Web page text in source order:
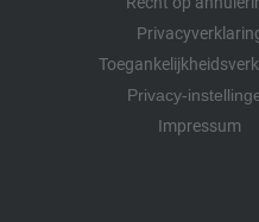
Privacy-
Impressum